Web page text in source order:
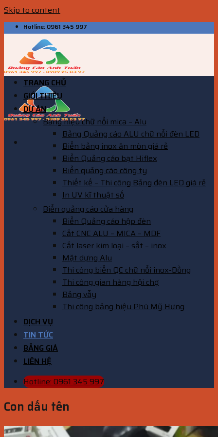
Skip to content
Hotline: 0961 345 997
TRANG CHỦ
GIỚI THIỆU
DỰ ÁN
Bảng hiệu chữ nổi mica – Alu
Bảng Quảng cáo ALU chữ nổi đèn LED
Biển bảng inox ăn mòn giá rẻ
Biển Quảng cáo bạt Hiflex
Biển quảng cáo công ty
Thiết kế – Thi công Bảng đèn LED giá rẻ
In UV kĩ thuật số
Biển quảng cáo cửa hàng
Biển Quảng cáo hộp đèn
Cắt CNC ALU – MICA – MDF
Cắt laser kim loại – sắt – inox
Mặt dựng Alu
Thi công biển QC chữ nổi inox-Đồng
Thi công gian hàng hội chợ
Bảng vẫy
Thi công bảng hiệu Phú Mỹ Hưng
DỊCH VỤ
TIN TỨC
BẢNG GIÁ
LIÊN HỆ
Hotline: 0961 345 997
Con dấu tên